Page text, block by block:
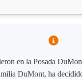
en la Posada
DuMont, ha